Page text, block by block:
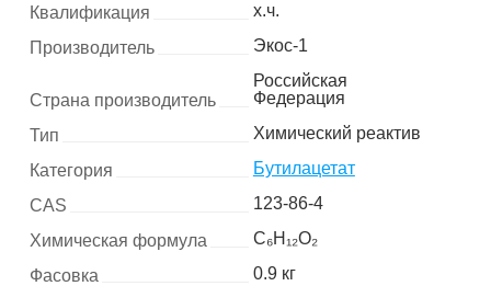
Квалификация
х.ч.
Производитель
Экос-1
Страна производитель
Российская
Федерация
Тип
Химический реактив
Категория
Бутилацетат
CAS
123-86-4
Химическая формула
C₆H₁₂O₂
Фасовка
0.9 кг